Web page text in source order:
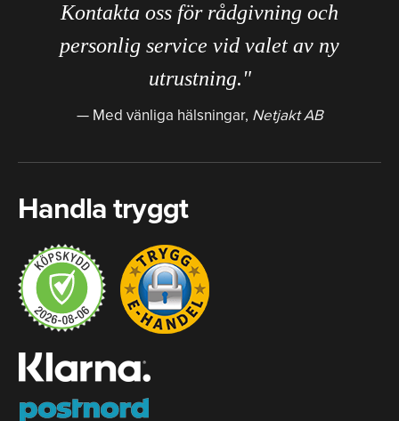
Kontakta oss för rådgivning och
personlig service vid valet av ny
utrustning."
Med vänliga hälsningar, Netjakt AB
Handla tryggt